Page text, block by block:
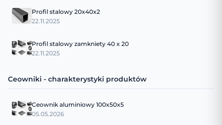
Profil stalowy 20x40x2
22.11.2025
Profil stalowy zamkniety 40 x 20
22.11.2025
Ceowniki - charakterystyki produktów
Ceownik aluminiowy 100x50x5
05.05.2026